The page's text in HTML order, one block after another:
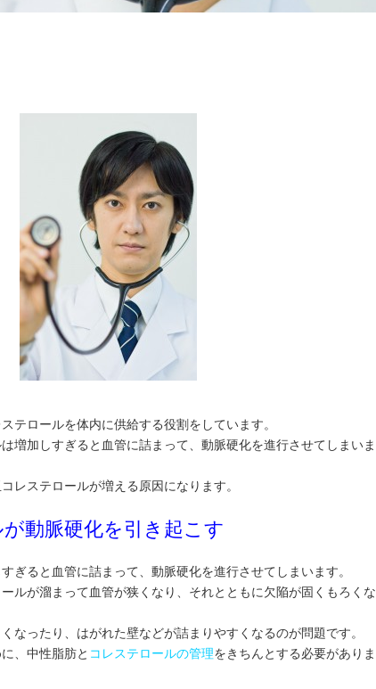
テロールを体内に供給する役割をしています。
増加しすぎると血管に詰まって、動脈硬化を進行させてしまいま
レステロールが増える原因になります。
動脈硬化を引き起こす
ぎると血管に詰まって、動脈硬化を進行させてしまいます。
ルが溜まって血管が狭くなり、それとともに欠陥が固くもろくな
なったり、はがれた壁などが詰まりやすくなるのが問題です。
、中性脂肪と コレステロールの管理をきちんとする必要がありま